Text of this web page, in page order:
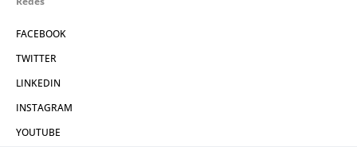
FACEBOOK
TWITTER
LINKEDIN
INSTAGRAM
YOUTUBE